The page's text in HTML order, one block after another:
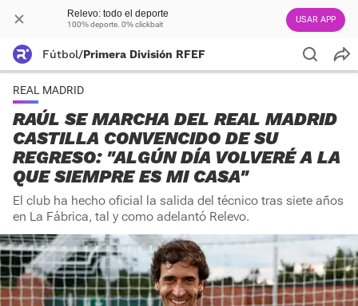
Relevo: todo el deporte
100% deporte. 0% clickbait USAR APP
Fútbol/Primera División RFEF
REAL MADRID
RAÚL SE MARCHA DEL REAL MADRID
CASTILLA CONVENCIDO DE SU
REGRESO: "ALGÚN DÍA VOLVERÉ A LA
QUE SIEMPRE ES MI CASA"
El club ha hecho oficial la salida del técnico tras siete años
en La Fábrica, tal y como adelantó Relevo.